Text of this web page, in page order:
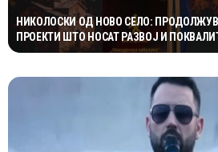
НИКОЛОСКИ ОД НОВО СЕЛО:
ПРОЕКТИ ШТО НОСАТ РАЗВОЈ И
ГРАЃАНИТЕ